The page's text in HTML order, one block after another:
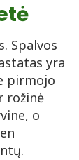
Spalvos
yra
pirmojo
rožinė
o